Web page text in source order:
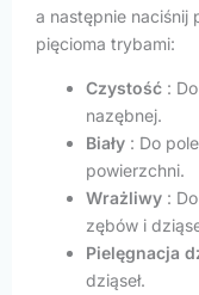
a następnie naciśnij
pięcioma trybami:
Czystość :
nazębnej.
Biały : Do
powierzchni.
Wrażliwy :
zębów i
Pielęgnacja
dziąseł.